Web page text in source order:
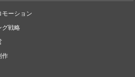
モーション
グ戦略
作